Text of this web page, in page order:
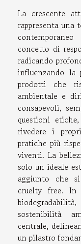
La crescente
rappresenta una
concetto di
radicando
influenzando la
prodotti che
ambientale e
consapevoli,
questioni
rivedere i
pratiche più
viventi. La
solo un ideale
aggiunto che
cruelty free. In
sostenibilità
centrale,
un pilastro